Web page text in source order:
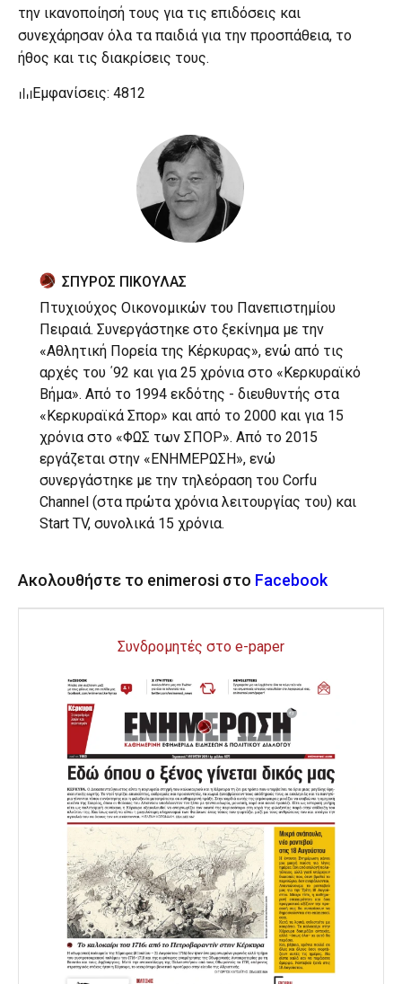
την ικανοποίησή τους για τις επιδόσεις και
συνεχάρησαν όλα τα παιδιά για την προσπάθεια, το
ήθος και τις διακρίσεις τους.
Εμφανίσεις: 4812
ΣΠΥΡΟΣ ΠΙΚΟΥΛΑΣ
Πτυχιούχος Οικονομικών του Πανεπιστημίου
Πειραιά. Συνεργάστηκε στο ξεκίνημα με την
«Αθλητική Πορεία της Κέρκυρας», ενώ από τις
αρχές του ΄92 και για 25 χρόνια στο «Κερκυραϊκό
Βήμα». Από το 1994 εκδότης - διευθυντής στα
«Κερκυραϊκά Σπορ» και από το 2000 και για 15
χρόνια στο «ΦΩΣ των ΣΠΟΡ». Από το 2015
εργάζεται στην «ΕΝΗΜΕΡΩΣΗ», ενώ
συνεργάστηκε με την τηλεόραση του Corfu
Channel (στα πρώτα χρόνια λειτουργίας του) και
Start TV, συνολικά 15 χρόνια.
Ακολουθήστε το enimerosi στο Facebook
Συνδρομητές στο e-paper